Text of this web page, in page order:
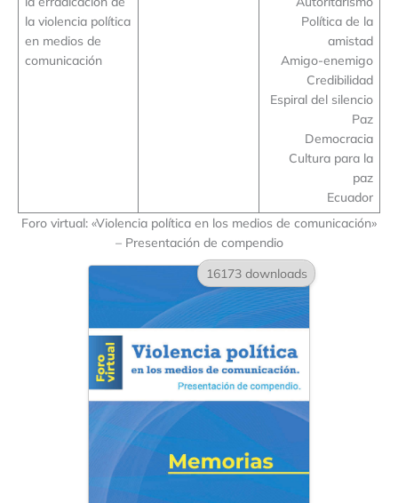
la violencia política
en medios de
comunicación
Política de la
amistad
Amigo-enemigo
Credibilidad
Espiral del silencio
Paz
Democracia
Cultura para la
paz
Ecuador
Foro virtual: «Violencia política en los medios de comunicación»
– Presentación de compendio
16173 downloads